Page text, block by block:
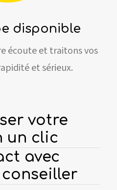
disponible
écoute et traitons vos
et sérieux.
votre
un clic
avec